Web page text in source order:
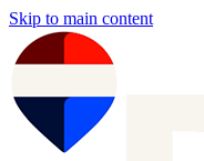
Skip to main content